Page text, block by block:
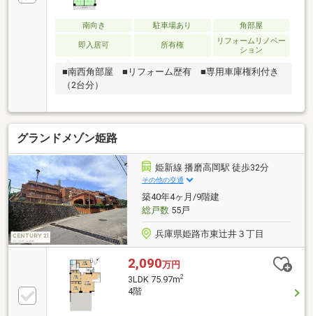
南向き 駐車場あり 角部屋
即入居可 所有権
リフォームリノベー
ション
■南西角部屋 ■リフォーム歴有 ■専用車庫権利付き
（2台分）
グランドメゾン姫路
姫新線 播磨高岡駅 徒歩32分
その他の交通
築40年4ヶ月/9階建
総戸数55戸
兵庫県姫路市東辻井３丁目
2,090万円
3LDK 75.97m2
4階